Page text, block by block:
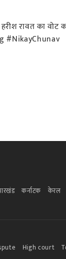
रावत का वोट
#NikayChunav
कर्नाटक केरल
High court